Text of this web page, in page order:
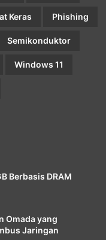
Keras Phishing
Semikonduktor
Windows 11
Berbasis DRAM
Omada yang
Jaringan